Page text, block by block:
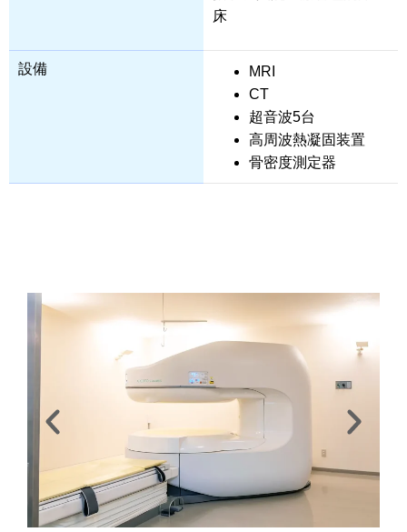
床
設備
MRI
CT
超音波5台
高周波熱凝固装置
骨密度測定器